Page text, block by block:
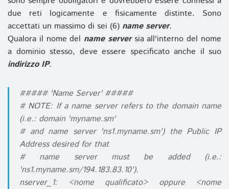
due reti logicamente e fisicamente distinte. Sono
accettati un massimo di sei (6) name server.
Qualora il nome del name serversia all'interno del nome
a dominio stesso, deve essere specificato anche il suo
indirizzo IP.
##### 'Name Server' #####
# NOTE: If a name server refers to the domain name
(i.e.: domain 'myname.sm'
# and name server 'ns1.myname.sm') the Public IP
Address desired for that
# name server must be added (i.e.:
'ns1.myname.sm/194.183.83.10').
nserver_1: <nome qualificato> oppure <nome